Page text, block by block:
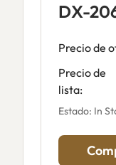
DX-
Precio de
Precio de
lista:
Estado: In